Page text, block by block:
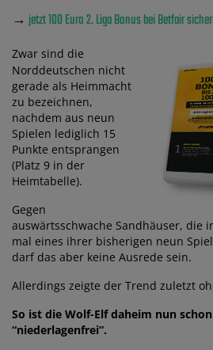
→ jetzt 100 Euro 2. Liga Bonus bei Betfair
Zwar sind die
Norddeutschen nicht
gerade als Heimmacht
zu bezeichnen,
nachdem aus neun
Spielen lediglich 15
Punkte entsprangen
(Platz 9 in der
Heimtabelle).
Gegen
auswärtsschwache Sandhäuser, die
mal eines ihrer bisherigen neun
darf das aber keine Ausrede sein.
Allerdings zeigte der Trend zuletzt
So ist die Wolf-Elf daheim nun
“niederlagenfrei”.